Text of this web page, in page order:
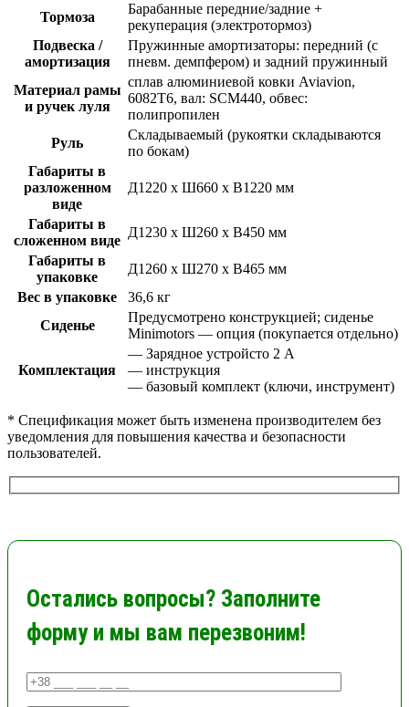
Тормоза
Барабанные передние/задние +
рекуперация (электротормоз)
Подвеска /
амортизация
Пружинные амортизаторы: передний (с
пневм. демпфером) и задний пружинный
Материал рамы
и ручек луля
сплав алюминиевой ковки Aviavion,
6082T6, вал: SCM440, обвес:
полипропилен
Руль
Складываемый (рукоятки складываются
по бокам)
Габариты в
разложенном
виде
Д1220 х Ш660 х В1220 мм
Габариты в
сложенном виде
Д1230 х Ш260 х В450 мм
Габариты в
упаковке
Д1260 х Ш270 х В465 мм
Вес в упаковке
36,6 кг
Сиденье
Предусмотрено конструкцией; сиденье
Minimotors — опция (покупается отдельно)
Комплектация
— Зарядное устройсто 2 A
— инструкция
— базовый комплект (ключи, инструмент)
* Спецификация может быть изменена производителем без
уведомления для повышения качества и безопасности
пользователей.
Остались вопросы? Заполните
форму и мы вам перезвоним!